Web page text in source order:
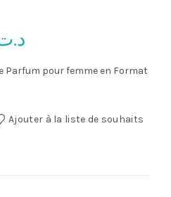
prix
Parfum pour femme en Format
Ajouter à la liste de souhaits